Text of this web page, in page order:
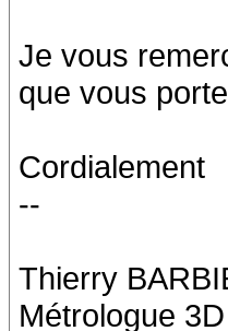
Je vous
que vous
Cordialement
--
Thierry
Métrologue